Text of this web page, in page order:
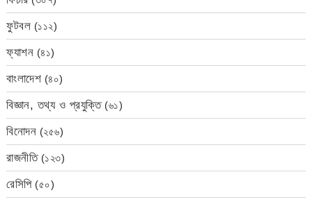
ফুটবল (১১২)
ফ্যাশন (৪১)
বাংলাদেশ (৪০)
বিজ্ঞান, তথ্য ও প্রযুক্তি(৬১)
বিনোদন (২৫৬)
রাজনীতি(১২৩)
রেসিপি(৫০)